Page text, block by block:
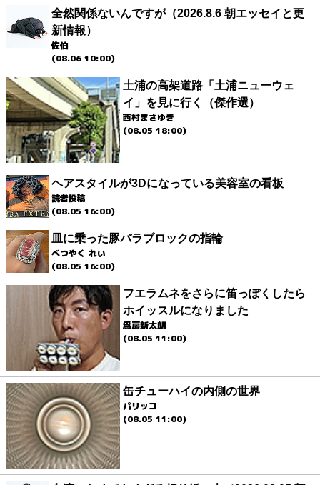
全然関係ないんですが（2026.8.6 朝エッセイと更
新情報）
佐伯
(08.06 10:00)
土浦の高架道路「土浦ニューウェ
イ」を見に行く（傑作選）
西村まさゆき
(08.05 18:00)
ヘアスタイルが3Dになっている美容室の看板
読者投稿
(08.05 16:00)
皿に乗った豚バラブロックの指輪
べつやく れい
(08.05 16:00)
フエラムネをさらに笛っぽくしたら
ホイッスルになりました
爲房新太朗
(08.05 11:00)
缶チューハイの内側の世界
パリッコ
(08.05 11:00)